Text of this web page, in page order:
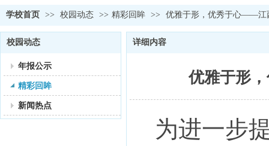
学校首页 >> 校园动态 >> 精彩回眸 >> 优雅于形，优秀于心——江
校园动态
年报公示
精彩回眸
新闻热点
详细内容
优雅于形
为进一步